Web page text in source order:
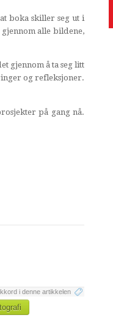
boka skiller seg ut i
alle bildene,
gjennom å ta seg litt
og refleksjoner.
på gang nå.
i denne artikkelen